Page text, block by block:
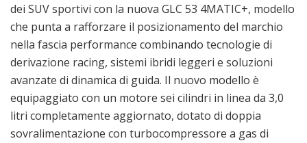
dei SUV sportivi con la nuova GLC 53 4MATIC+, modello
che punta a rafforzare il posizionamento del marchio
nella fascia performance combinando tecnologie di
derivazione racing, sistemi ibridi leggeri e soluzioni
avanzate di dinamica di guida. Il nuovo modello è
equipaggiato con un motore sei cilindri in linea da 3,0
litri completamente aggiornato, dotato di doppia
sovralimentazione con turbocompressore a gas di